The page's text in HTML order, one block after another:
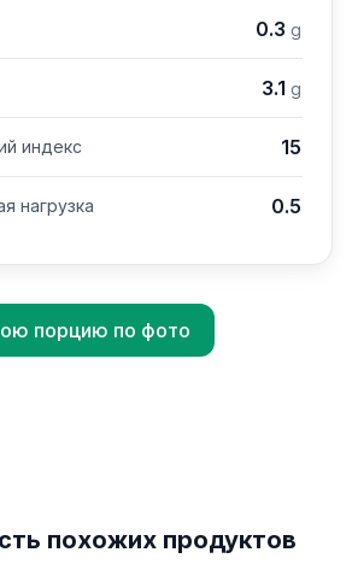
0.3 g
3.1 g
индекс 15
нагрузка 0.5
порцию по фото
похожих продуктов